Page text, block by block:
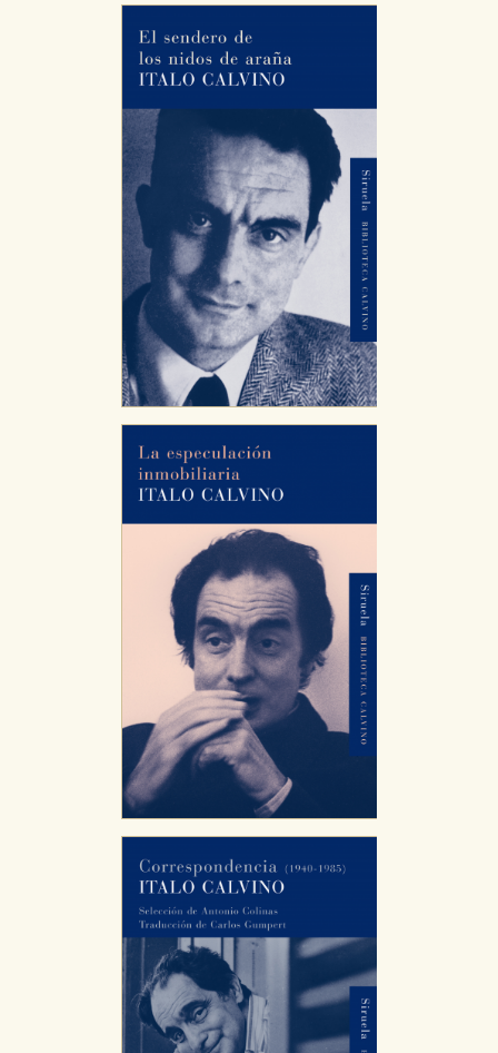
vez que nos visita. La información es agregada y, por lo
tanto, es anónima.
Cookies de publicidad y redes sociales
publicitarios y se utilizan para mostrar publicidad
relevante para sus intereses en otros sitios. No
almacenan directamente información personal sino
que se basan en la identificación única de su
navegador y dispositivo de internet.
GUARDAR CONFIGURACIÓN
Puede consultar nuestrapolítica de cookies